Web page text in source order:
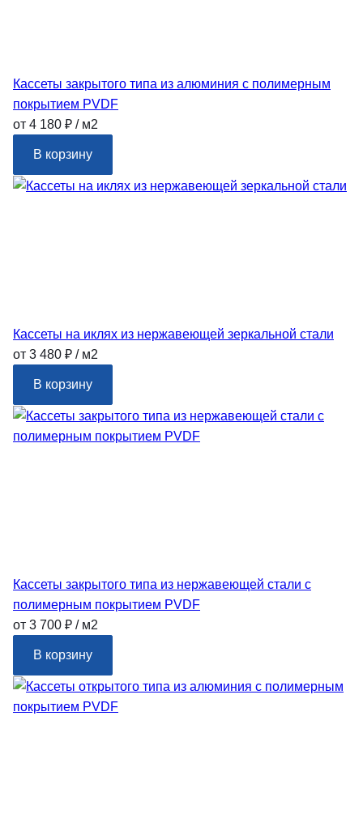
Кассеты закрытого типа из алюминия с полимерным
покрытием PVDF
от 4 180 ₽ / м2
В корзину
Кассеты на иклях из нержавеющей зеркальной стали
от 3 480 ₽ / м2
В корзину
Кассеты закрытого типа из нержавеющей стали с
полимерным покрытием PVDF
от 3 700 ₽ / м2
В корзину